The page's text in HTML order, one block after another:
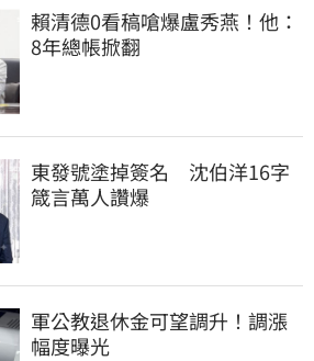
賴清德0看稿嗆爆盧秀燕！他：
8年總帳掀翻
東發號塗掉簽名　沈伯洋16字
箴言萬人讚爆
軍公教退休金可望調升！調漲
幅度曝光